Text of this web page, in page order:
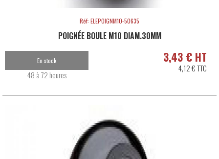
Réf: ELEPOIGNM10-50635
POIGNÉE BOULE M10 DIAM.30MM
3,43 € HT
4,12 € TTC
En stock
48 à 72 heures